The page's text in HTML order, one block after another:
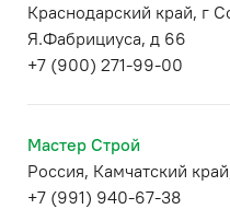
Краснодарский край, г
Я.Фабрициуса, д 66
+7 (900) 271-99-00
Мастер Строй
Россия, Камчатский
+7 (991) 940-67-38